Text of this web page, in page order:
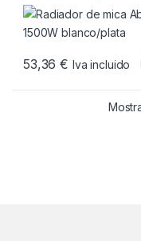
53,36€ Iva incluido